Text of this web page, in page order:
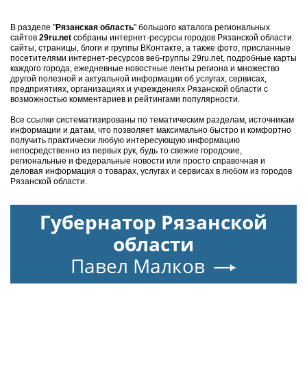
В разделе "Рязанская область" большого каталога региональных
сайтов 29ru.net собраны интернет-ресурсы городов Рязанской области:
сайты, страницы, блоги и группы ВКонтакте, а также фото, присланные
посетителями интернет-ресурсов веб-группы 29ru.net, подробные карты
каждого города, ежедневные новостные ленты региона и множество
другой полезной и актуальной информации об услугах, сервисах,
предприятиях, организациях и учреждениях Рязанской области с
возможностью комментариев и рейтингами популярности.
Все ссылки систематизированы по тематическим разделам, источникам
информации и датам, что позволяет максимально быстро и комфортно
получить практически любую интересующую информацию
непосредственно из первых рук, будь то свежие городские,
региональные и федеральные новости или просто справочная и
деловая информация о товарах, услугах и сервисах в любом из городов
Рязанской области.
Губернатор Рязанской
области
Павел Малков